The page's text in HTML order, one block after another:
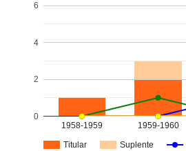
Titular Suplente
1958-1959 1959-1960
0
2
4
6